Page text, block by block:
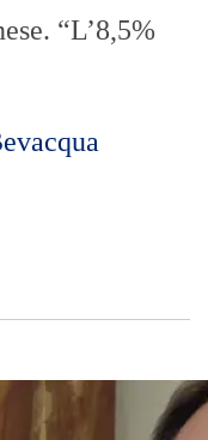
“L’8,5%